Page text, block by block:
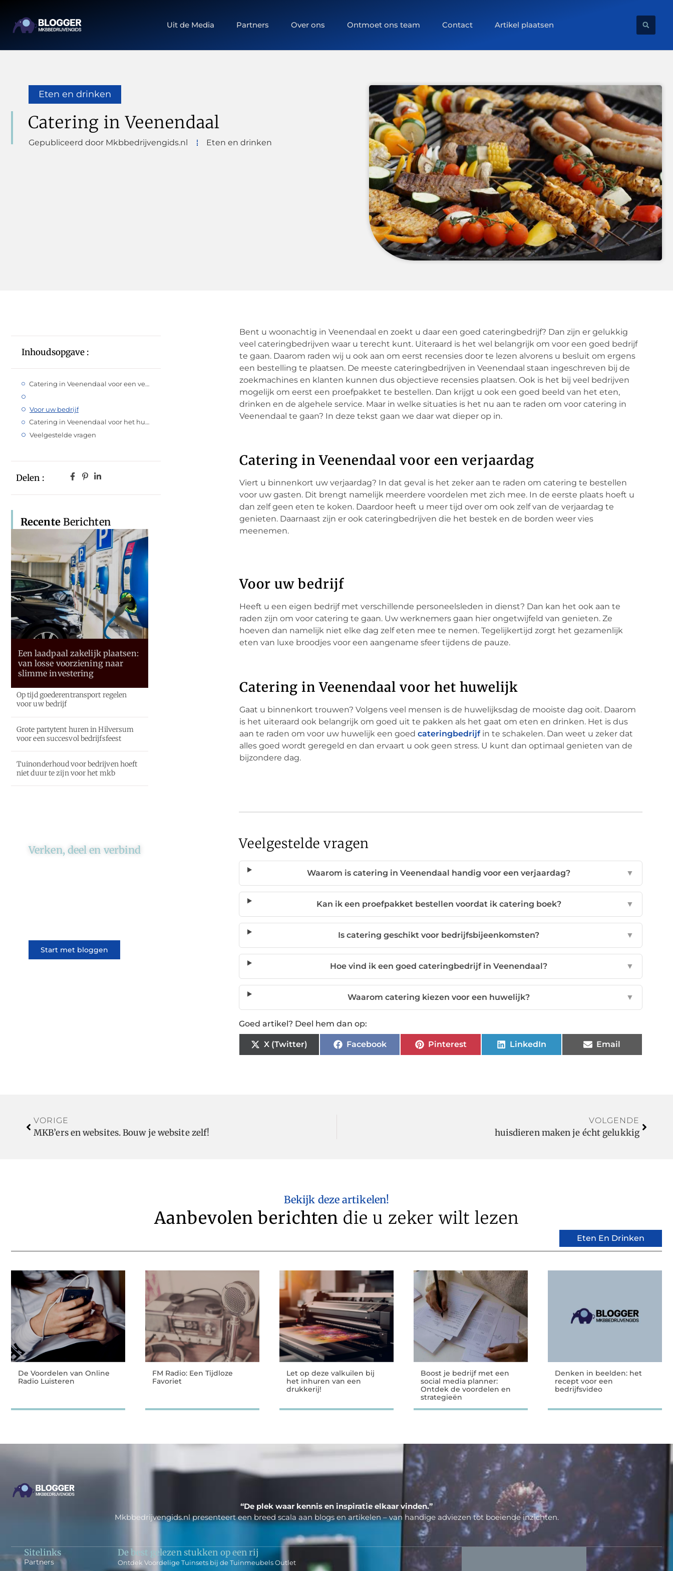
Uit de Media Partners Over ons Ontmoet ons team Contact Artikel plaatsen
Eten en drinken
Catering in Veenendaal
Gepubliceerd door Mkbbedrijvengids.nl Eten en drinken
Inhoudsopgave :
Catering in Veenendaal voor een verjaardag
Voor uw bedrijf
Catering in Veenendaal voor het huwelijk
Veelgestelde vragen
Delen :
RecenteBerichten
Een laadpaal zakelijk plaatsen:
van losse voorziening naar
slimme investering
Op tijd goederentransport regelen
voor uw bedrijf
Grote partytent huren in Hilversum
voor een succesvol bedrijfsfeest
Tuinonderhoud voor bedrijven hoeft
niet duur te zijn voor het mkb
Verken, deel en verbind
Start met bloggen
Bent u woonachtig in Veenendaal en zoekt u daar een goed cateringbedrijf? Dan zijn er gelukkig
veel cateringbedrijven waar u terecht kunt. Uiteraard is het wel belangrijk om voor een goed bedrijf
te gaan. Daarom raden wij u ook aan om eerst recensies door te lezen alvorens u besluit om ergens
een bestelling te plaatsen. De meeste cateringbedrijven in Veenendaal staan ingeschreven bij de
zoekmachines en klanten kunnen dus objectieve recensies plaatsen. Ook is het bij veel bedrijven
mogelijk om eerst een proefpakket te bestellen. Dan krijgt u ook een goed beeld van het eten,
drinken en de algehele service. Maar in welke situaties is het nu aan te raden om voor catering in
Veenendaal te gaan? In deze tekst gaan we daar wat dieper op in.
Catering in Veenendaal voor een verjaardag
Viert u binnenkort uw verjaardag? In dat geval is het zeker aan te raden om catering te bestellen
voor uw gasten. Dit brengt namelijk meerdere voordelen met zich mee. In de eerste plaats hoeft u
dan zelf geen eten te koken. Daardoor heeft u meer tijd over om ook zelf van de verjaardag te
genieten. Daarnaast zijn er ook cateringbedrijven die het bestek en de borden weer vies
meenemen.
Voor uw bedrijf
Heeft u een eigen bedrijf met verschillende personeelsleden in dienst? Dan kan het ook aan te
raden zijn om voor catering te gaan. Uw werknemers gaan hier ongetwijfeld van genieten. Ze
hoeven dan namelijk niet elke dag zelf eten mee te nemen. Tegelijkertijd zorgt het gezamenlijk
eten van luxe broodjes voor een aangename sfeer tijdens de pauze.
Catering in Veenendaal voor het huwelijk
Gaat u binnenkort trouwen? Volgens veel mensen is de huwelijksdag de mooiste dag ooit. Daarom
is het uiteraard ook belangrijk om goed uit te pakken als het gaat om eten en drinken. Het is dus
aan te raden om voor uw huwelijk een goed cateringbedrijf in te schakelen. Dan weet u zeker dat
alles goed wordt geregeld en dan ervaart u ook geen stress. U kunt dan optimaal genieten van de
bijzondere dag.
Veelgestelde vragen
Waarom is catering in Veenendaal handig voor een verjaardag? ▼
Kan ik een proefpakket bestellen voordat ik catering boek? ▼
Is catering geschikt voor bedrijfsbijeenkomsten? ▼
Hoe vind ik een goed cateringbedrijf in Veenendaal? ▼
Waarom catering kiezen voor een huwelijk? ▼
Goed artikel? Deel hem dan op:
X (Twitter) Facebook Pinterest LinkedIn Email
VORIGE
MKB’ers en websites. Bouw je website zelf!
VOLGENDE
huisdieren maken je écht gelukkig
Bekijk deze artikelen!
Aanbevolen berichten die u zeker wilt lezen
Eten En Drinken
De Voordelen van Online
Radio Luisteren
FM Radio: Een Tijdloze
Favoriet
Let op deze valkuilen bij
het inhuren van een
drukkerij!
Boost je bedrijf met een
social media planner:
Ontdek de voordelen en
strategieën
Denken in beelden: het
recept voor een
bedrijfsvideo
“De plek waar kennis en inspiratie elkaar vinden.”
Mkbbedrijvengids.nl presenteert een breed scala aan blogs en artikelen – van handige adviezen tot boeiende inzichten.
Sitelinks
Partners
De best gelezen stukken op een rij
Ontdek Voordelige Tuinsets bij de Tuinmeubels Outlet